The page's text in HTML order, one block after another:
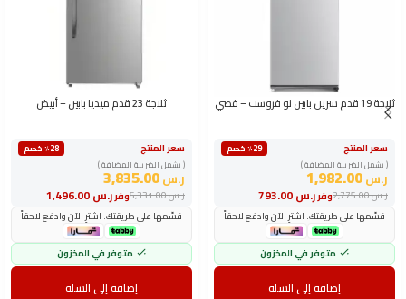
ثلاجة 19 قدم سرين بابين نو فروست – فضي
سعر المنتج
٪29 خصم
( يشمل الضريبة المضافة )
ر.س1,982.00
وفرر.س ر.س2,775.00
قسّمها على طريقتك. اشترِ الآن وادفع لاحقاً
متوفر في المخزون
إضافة إلى السلة
ثلاجة 23 قدم ميديا بابين – أبيض
سعر المنتج
٪28 خصم
( يشمل الضريبة المضافة )
ر.س3,835.00
وفرر.س ر.س5,331.00
قسّمها على طريقتك. اشترِ الآن وادفع لاحقاً
متوفر في المخزون
إضافة إلى السلة